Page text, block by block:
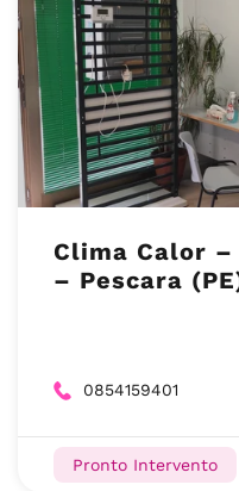
Clima Calor
– Pescara
0854159401
Pronto Intervento